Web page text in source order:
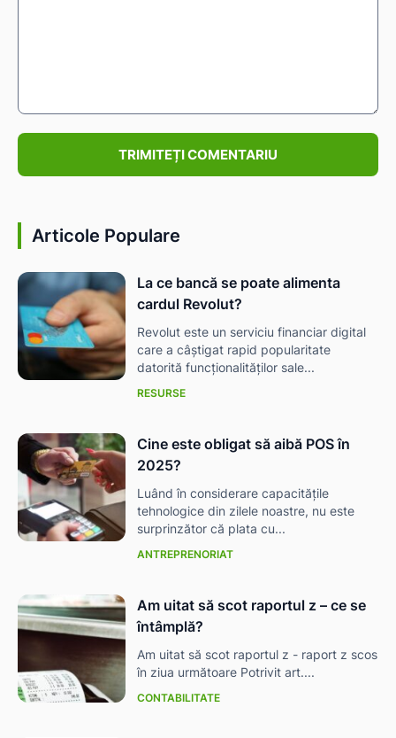
Articole Populare
La ce bancă se poate alimenta
cardul Revolut?
Revolut este un serviciu financiar digital
care a câștigat rapid popularitate
datorită funcționalităților sale...
RESURSE
Cine este obligat să aibă POS în
2025?
Luând în considerare capacitățile
tehnologice din zilele noastre, nu este
surprinzător că plata cu...
ANTREPRENORIAT
Am uitat să scot raportul z – ce se
întâmplă?
Am uitat să scot raportul z - raport z scos
în ziua următoare Potrivit art....
CONTABILITATE